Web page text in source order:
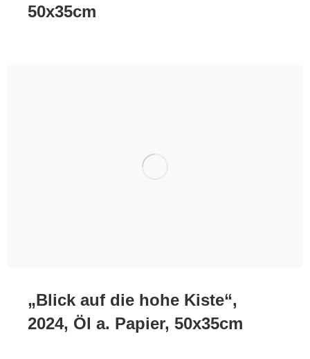
50x35cm
„Blick auf die hohe Kiste“,
2024, Öl a. Papier, 50x35cm